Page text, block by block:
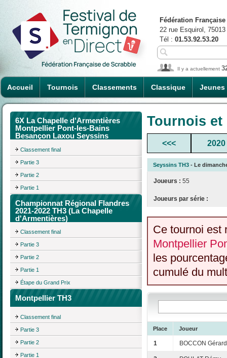
Accueil Tournois Classements Classique Jeunes
Fédération
22 rue Esquirol,
Tél : 01.53.92.53.20
Il y a actuellement
6X La Chapelle d'Armentières
Montpellier Pont-les-Bains
Besançon Laxou Seyssins
Classement final
Partie 3
Partie 2
Partie 1
Championnat Régional Flandres
2021-2022 TH3 (La Chapelle
d'Armentières)
Classement final
Partie 3
Partie 2
Partie 1
Étape du Grand Prix
Montpellier TH3
Classement final
Partie 3
Partie 2
Partie 1
Tournois
<<< 2020
Seyssins TH3 - Le
Joueurs : 55
Joueurs par série :
Ce tournoi est
Montpellier
les
cumulé du
Place Joueur
1 BOCCON Gérard